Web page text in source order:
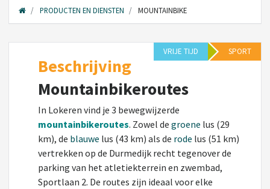
PRODUCTEN EN DIENSTEN MOUNTAINBIKE
VRIJE TIJD SPORT
Beschrijving
Mountainbikeroutes
In Lokeren vind je 3 bewegwijzerde
mountainbikeroutes. Zowel de groene lus (29
km), de blauwe lus (43 km) als de rode lus (51 km)
vertrekken op de Durmedijk recht tegenover de
parking van het atletiekterrein en zwembad,
Sportlaan 2. De routes zijn ideaal voor elke